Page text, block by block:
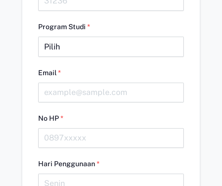
Program Studi *
Email *
No HP*
Hari Penggunaan*